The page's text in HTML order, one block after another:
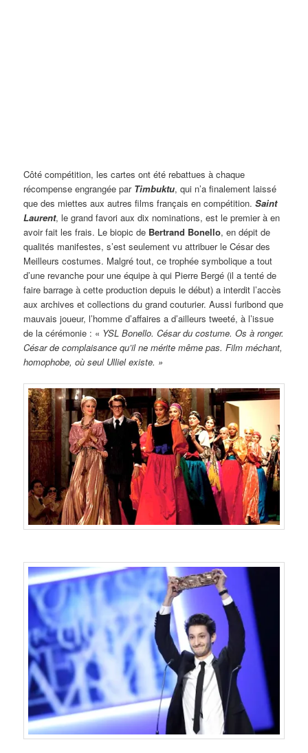
Côté compétition, les cartes ont été rebattues à chaque
récompense engrangée par Timbuktu, qui n’a finalement laissé
que des miettes aux autres films français en compétition.Saint
Laurent, le grand favori aux dix nominations, est le premier à en
avoir fait les frais. Le biopic de Bertrand Bonello, en dépit de
qualités manifestes, s’est seulement vu attribuer le César des
Meilleurs costumes. Malgré tout, ce trophée symbolique a tout
d’une revanche pour une équipe à qui Pierre Bergé (il a tenté de
faire barrage à cette production depuis le début) a interdit l’accès
aux archives et collections du grand couturier. Aussi furibond que
mauvais joueur, l’homme d’affaires a d’ailleurs tweeté, à l’issue
de la cérémonie : « YSL Bonello. César du costume. Os à ronger.
César de complaisance qu’il ne mérite même pas. Film méchant,
homophobe, où seul Ulliel existe. »